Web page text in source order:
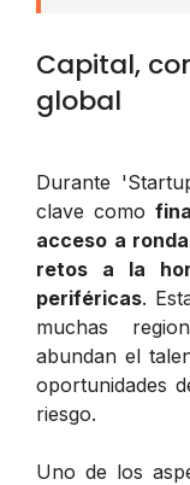
Capital,
global
Durante
clave como
acceso a
retos a la
periféricas.
muchas
abundan el
oportunidades
riesgo.
Uno de los